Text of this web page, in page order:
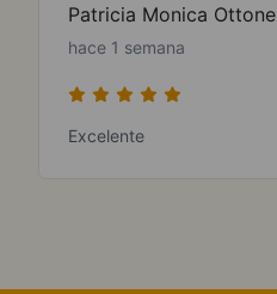
Patricia Monica Ottone
hace 1 semana
Excelente